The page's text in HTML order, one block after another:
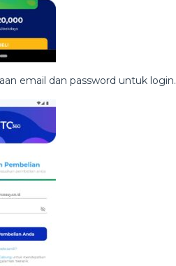
email dan password untuk login.